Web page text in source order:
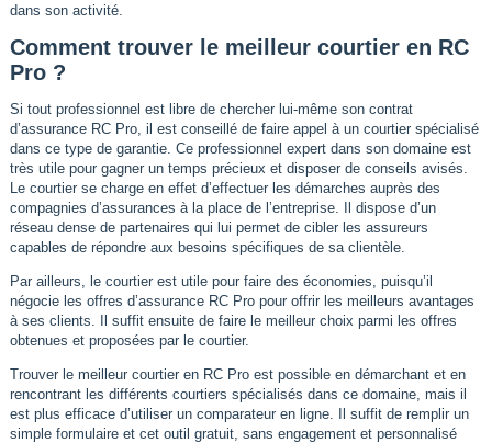
dans son activité.
Comment trouver le meilleur courtier en RC
Pro ?
Si tout professionnel est libre de chercher lui-même son contrat
d’assurance RC Pro, il est conseillé de faire appel à un courtier spécialisé
dans ce type de garantie. Ce professionnel expert dans son domaine est
très utile pour gagner un temps précieux et disposer de conseils avisés.
Le courtier se charge en effet d’effectuer les démarches auprès des
compagnies d’assurances à la place de l’entreprise. Il dispose d’un
réseau dense de partenaires qui lui permet de cibler les assureurs
capables de répondre aux besoins spécifiques de sa clientèle.
Par ailleurs, le courtier est utile pour faire des économies, puisqu’il
négocie les offres d’assurance RC Pro pour offrir les meilleurs avantages
à ses clients. Il suffit ensuite de faire le meilleur choix parmi les offres
obtenues et proposées par le courtier.
Trouver le meilleur courtier en RC Pro est possible en démarchant et en
rencontrant les différents courtiers spécialisés dans ce domaine, mais il
est plus efficace d’utiliser un comparateur en ligne. Il suffit de remplir un
simple formulaire et cet outil gratuit, sans engagement et personnalisé